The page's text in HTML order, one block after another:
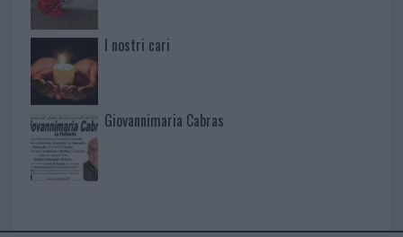
I nostri cari
Giovannimaria Cabras